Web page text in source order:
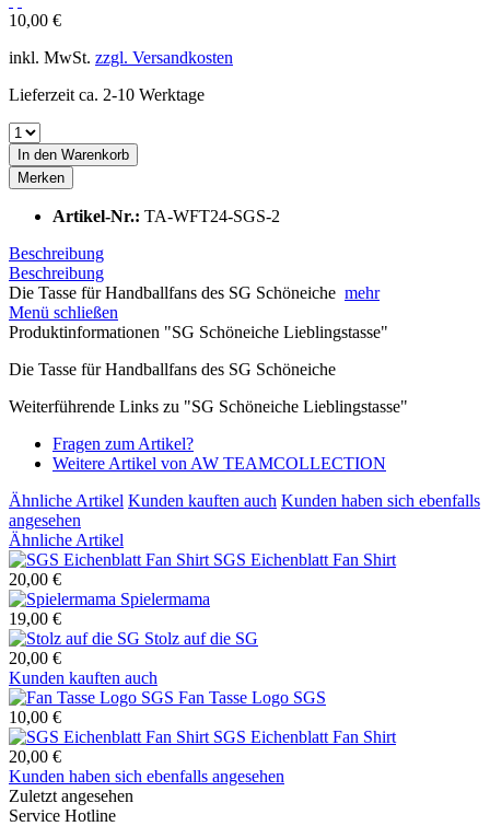
10,00 €
inkl. MwSt. zzgl. Versandkosten
Lieferzeit ca. 2-10 Werktage
In den Warenkorb
Merken
Artikel-Nr.: TA-WFT24-SGS-2
Beschreibung
Beschreibung
Die Tasse für Handballfans des SG Schöneiche mehr
Menü schließen
Produktinformationen "SG Schöneiche Lieblingstasse"
Die Tasse für Handballfans des SG Schöneiche
Weiterführende Links zu "SG Schöneiche Lieblingstasse"
Fragen zum Artikel?
Weitere Artikel von AW TEAMCOLLECTION
Ähnliche Artikel Kunden kauften auch Kunden haben sich ebenfalls
angesehen
Ähnliche Artikel
SGS Eichenblatt Fan Shirt
20,00 €
Spielermama
19,00 €
Stolz auf die SG
20,00 €
Kunden kauften auch
Fan Tasse Logo SGS
10,00 €
SGS Eichenblatt Fan Shirt
20,00 €
Kunden haben sich ebenfalls angesehen
Zuletzt angesehen
Service Hotline